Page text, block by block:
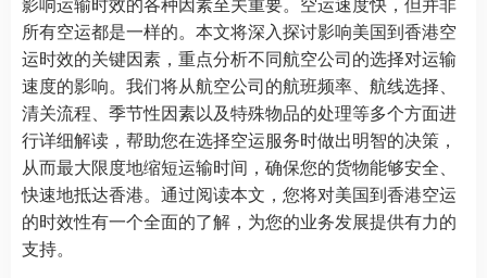
所有空运都是一样的。本文将深入探讨影响美国到香港空
运时效的关键因素，重点分析不同航空公司的选择对运输
速度的影响。我们将从航空公司的航班频率、航线选择、
清关流程、季节性因素以及特殊物品的处理等多个方面进
行详细解读，帮助您在选择空运服务时做出明智的决策，
从而最大限度地缩短运输时间，确保您的货物能够安全、
快速地抵达香港。通过阅读本文，您将对美国到香港空运
的时效性有一个全面的了解，为您的业务发展提供有力的
支持。